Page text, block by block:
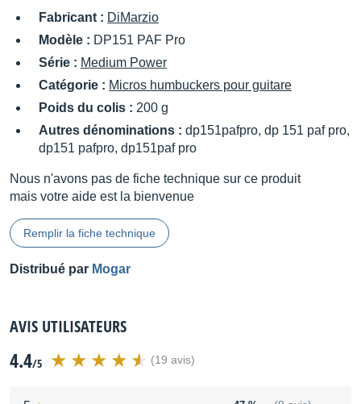
Fabricant : DiMarzio
Modèle : DP151 PAF Pro
Série : Medium Power
Catégorie : Micros humbuckers pour guitare
Poids du colis : 200 g
Autres dénominations : dp151pafpro, dp 151 paf pro,
dp151 pafpro, dp151paf pro
Nous n'avons pas de fiche technique sur ce produit
mais votre aide est la bienvenue
Remplir la fiche technique
Distribué par Mogar
AVIS UTILISATEURS
4.4/5 (19 avis)